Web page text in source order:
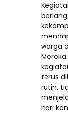
warga
terus
rutin,
hari